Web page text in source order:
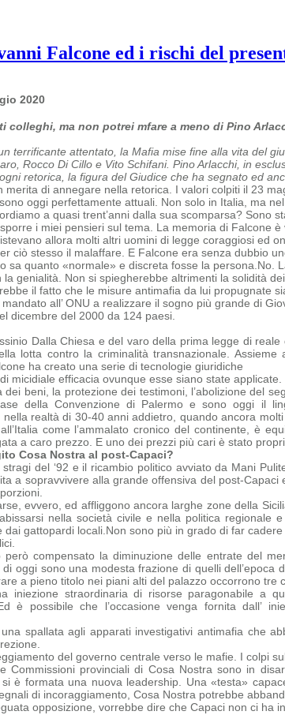
Falcone ed i rischi del
2020
colleghi, ma non potrei mfare a meno di Pino
terrificante attentato, la Mafia mise fine alla vita del
Rocco Di Cillo e Vito Schifani. Pino Arlacchi, in
retorica, la figura del Giudice che ha segnato ed
merita di annegare nella retorica. I valori colpiti il 23
oggi perfettamente attuali. Non solo in Italia, ma
a quasi trent’anni dalla sua scomparsa? Sono
i miei pensieri sul tema. La memoria di Falcone
allora molti altri uomini di legge coraggiosi ed
ciò stesso il malaffare. E Falcone era senza dubbio
sa quanto «normale» e discreta fosse la persona.No.
genialità. Non si spiegherebbe altrimenti la solidità
il fatto che le misure antimafia da lui propugnate
all’ ONU a realizzare il sogno più grande di
dicembre del 2000 da 124 paesi.
Dalla Chiesa e del varo della prima legge di
lotta contro la criminalità transnazionale.
ha creato una serie di tecnologie giuridiche
micidiale efficacia ovunque esse siano state applicate.
beni, la protezione dei testimoni, l’abolizione del
della Convenzione di Palermo e sono oggi il
realtà di 30-40 anni addietro, quando ancora
come l’ammalato cronico del continente, è
a caro prezzo. E uno dei prezzi più cari è stato
Cosa Nostra al post-Capaci?
del ‘92 e il ricambio politico avviato da Mani
a sopravvivere alla grande offensiva del post-Capaci
evvero, ed affliggono ancora larghe zone della
nella società civile e nella politica regionale
dai gattopardi locali.Non sono più in grado di far
compensato la diminuzione delle entrate del
di oggi sono una modesta frazione di quelli dell’epoca
a pieno titolo nei piani alti del palazzo occorrono tre
iniezione straordinaria di risorse paragonabile a
è possibile che l’occasione venga fornita dall’
spallata agli apparati investigativi antimafia che
del governo centrale verso le mafie. I colpi
Commissioni provinciali di Cosa Nostra sono in
è formata una nuova leadership. Una «testa»
di incoraggiamento, Cosa Nostra potrebbe
opposizione, vorrebbe dire che Capaci non ci ha